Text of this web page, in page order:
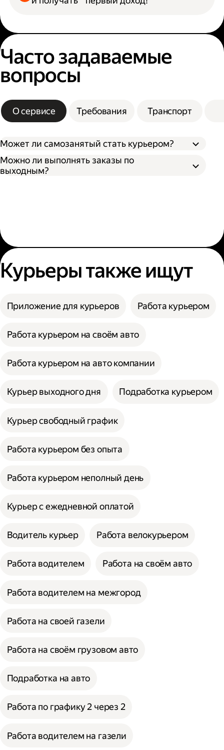
Часто задаваемые
вопросы
О сервисе Требования Транспорт
Может ли самозанятый стать курьером?
Можно ли выполнять заказы по
выходным?
Курьеры также ищут
Приложение для курьеров Работа курьером
Работа курьером на своём авто
Работа курьером на авто компании
Курьер выходного дня Подработка курьером
Курьер свободный график
Работа курьером без опыта
Работа курьером неполный день
Курьер с ежедневной оплатой
Водитель курьер Работа велокурьером
Работа водителем Работа на своём авто
Работа водителем на межгород
Работа на своей газели
Работа на своём грузовом авто
Подработка на авто
Работа по графику 2 через 2
Работа водителем на газели